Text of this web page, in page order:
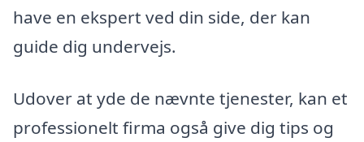
have en ekspert ved din side, der kan
guide dig undervejs.
Udover at yde de nævnte tjenester, kan et
professionelt firma også give dig tips og